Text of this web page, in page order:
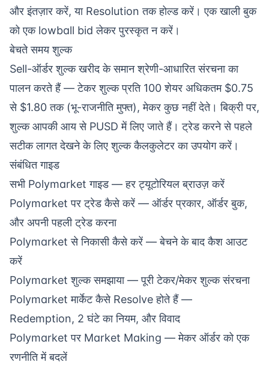
और इंतज़ार करें, या Resolution तक होल्ड करें। एक खाली बुक
को एक lowball bid लेकर पुरस्कृत न करें।
बेचते समय शुल्क
Sell-ऑर्डर शुल्क खरीद के समानश्रेणी-आधारित संरचनाका
पालन करते हैं — टेकर शुल्क प्रति 100 शेयर अधिकतम $0.75
से $1.80 तक (भू-राजनीति मुफ्त), मेकर कुछ नहीं देते। बिक्री पर,
शुल्क आपकी आय से PUSD में लिए जाते हैं। ट्रेड करने से पहले
सटीक लागत देखने के लिएशुल्क कैलकुलेटरका उपयोग करें।
संबंधित गाइड
सभी Polymarket गाइड— हर ट्यूटोरियल ब्राउज़ करें
Polymarket पर ट्रेड कैसे करें — ऑर्डर प्रकार, ऑर्डर बुक,
और अपनी पहली ट्रेड करना
Polymarket से निकासी कैसे करें — बेचने के बाद कैश आउट
करें
Polymarket शुल्क समझाया— पूरी टेकर/मेकर शुल्क संरचना
Polymarket मार्केट कैसे Resolve होते हैं—
Redemption, 2 घंटे का नियम, और विवाद
Polymarket पर Market Making — मेकर ऑर्डर को एक
रणनीति में बदलें